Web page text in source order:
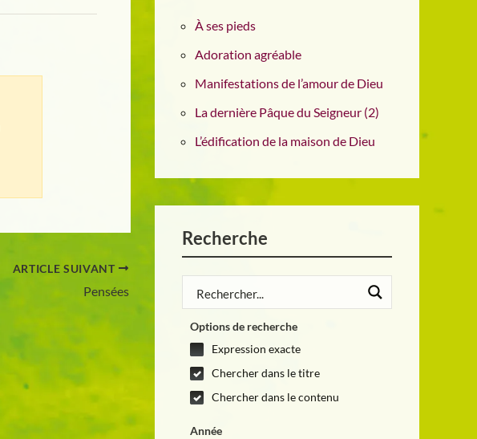
ARTICLE SUIVANT
Pensées
À ses pieds
Adoration agréable
Manifestations de l’amour de Dieu
La dernière Pâque du Seigneur (2)
L’édification de la maison de Dieu
Recherche
Options de recherche
Expression exacte
Chercher dans le titre
Chercher dans le contenu
Année